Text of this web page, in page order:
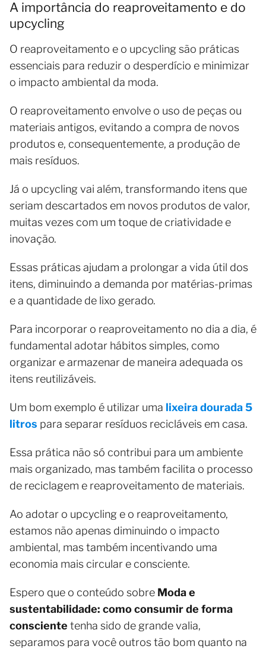
A importância do reaproveitamento e do
upcycling
O reaproveitamento e o upcycling são práticas
essenciais para reduzir o desperdício e minimizar
o impacto ambiental da moda.
O reaproveitamento envolve o uso de peças ou
materiais antigos, evitando a compra de novos
produtos e, consequentemente, a produção de
mais resíduos.
Já o upcycling vai além, transformando itens que
seriam descartados em novos produtos de valor,
muitas vezes com um toque de criatividade e
inovação.
Essas práticas ajudam a prolongar a vida útil dos
itens, diminuindo a demanda por matérias-primas
e a quantidade de lixo gerado.
Para incorporar o reaproveitamento no dia a dia, é
fundamental adotar hábitos simples, como
organizar e armazenar de maneira adequada os
itens reutilizáveis.
Um bom exemplo é utilizar uma lixeira dourada 5
litros para separar resíduos recicláveis em casa.
Essa prática não só contribui para um ambiente
mais organizado, mas também facilita o processo
de reciclagem e reaproveitamento de materiais.
Ao adotar o upcycling e o reaproveitamento,
estamos não apenas diminuindo o impacto
ambiental, mas também incentivando uma
economia mais circular e consciente.
Espero que o conteúdo sobre Moda e
sustentabilidade: como consumir de forma
consciente tenha sido de grande valia,
separamos para você outros tão bom quanto na